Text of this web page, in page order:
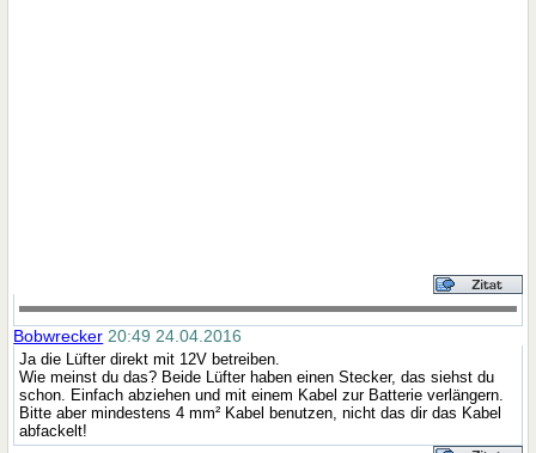
Bobwrecker 20:49 24.04.2016
Ja die Lüfter direkt mit 12V betreiben.
Wie meinst du das? Beide Lüfter haben einen Stecker, das siehst du
schon. Einfach abziehen und mit einem Kabel zur Batterie verlängern.
Bitte aber mindestens 4 mm² Kabel benutzen, nicht das dir das Kabel
abfackelt!